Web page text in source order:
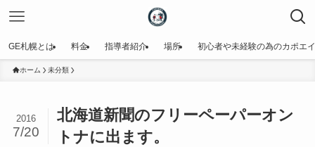
GE札幌とは 料金 指導者紹介 場所 初心者や未経験の為のカポエ
ホーム 未分類
北海道新聞のフリーペーパーオン
トナに出ます。
2016
7/20